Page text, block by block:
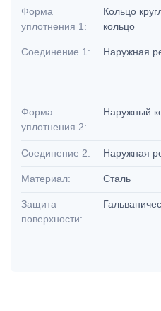
Форма
уплотнения 1:
Кольцо
кольцо
Соединение 1: Наружная
Форма
уплотнения 2:
Наружный
Соединение 2: Наружная
Материал: Сталь
Защита
поверхности: